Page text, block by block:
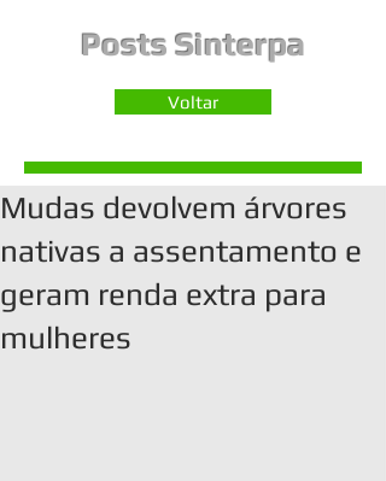
Posts Sinterpa
Voltar
Mudas devolvem árvores
nativas a assentamento e
geram renda extra para
mulheres